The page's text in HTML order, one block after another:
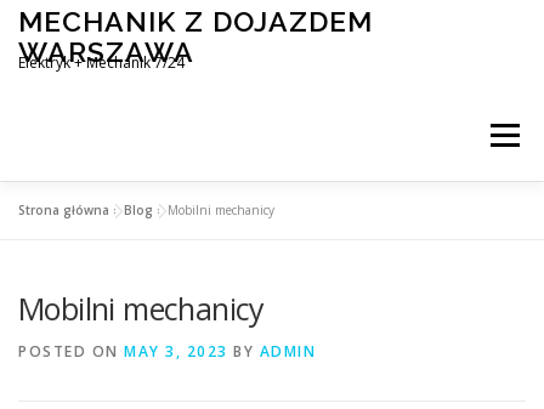
Skip
content
MECHANIK Z DOJAZDEM
WARSZAWA
Elektryk + Mechanik 7/24
Menu
ELEKTRYK SAMOCHODOWY
Strona główna »Blog »Mobilni mechanicy
Mobilni mechanicy
POSTED ON MAY 3, 2023 BY ADMIN